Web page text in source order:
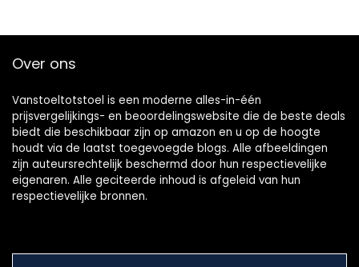
Over ons
Vanstoeltotstoel is een moderne alles-in-één
prijsvergelijkings- en beoordelingswebsite die de beste deals
biedt die beschikbaar zijn op amazon en u op de hoogte
houdt via de laatst toegevoegde blogs. Alle afbeeldingen
zijn auteursrechtelijk beschermd door hun respectievelijke
eigenaren. Alle geciteerde inhoud is afgeleid van hun
respectievelijke bronnen.